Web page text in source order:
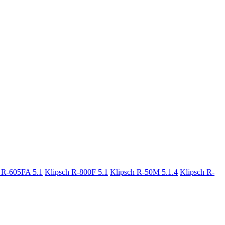
605FA 5.1 Klipsch R-800F 5.1 Klipsch R-50M 5.1.4 Klipsch R-